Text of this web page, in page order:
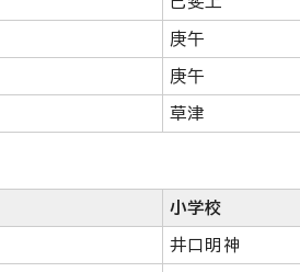
庚午
庚午
草津
小学校
井口明神